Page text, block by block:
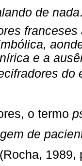
de nada
e a
do
o termo
de
1989,